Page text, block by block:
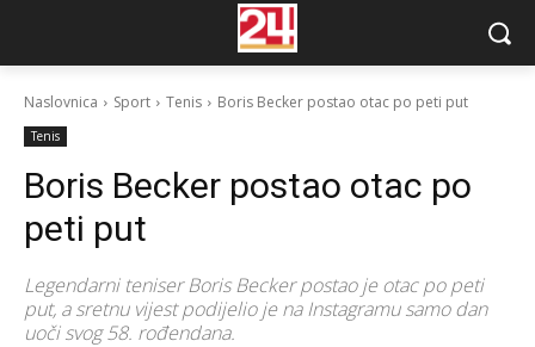
Naslovnica Sport Tenis Boris Becker postao otac po peti put
Tenis
Boris Becker postao otac po
peti put
Legendarni teniser Boris Becker postao je otac po peti
put, a sretnu vijest podijelio je na Instagramu samo dan
uoči svog 58. rođendana.